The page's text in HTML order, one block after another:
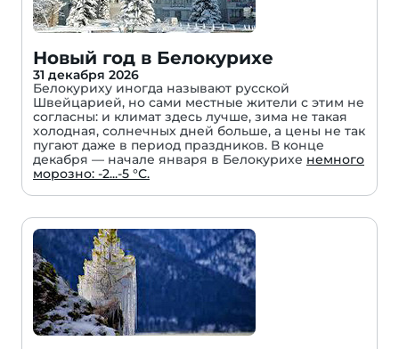
Новый год в Белокурихе
31 декабря 2026
Белокуриху иногда называют русской
Швейцарией, но сами местные жители с этим не
согласны: и климат здесь лучше, зима не такая
холодная, солнечных дней больше, а цены не так
пугают даже в период праздников. В конце
декабря — начале января в Белокурихе немного
морозно: -2...-5 °С.